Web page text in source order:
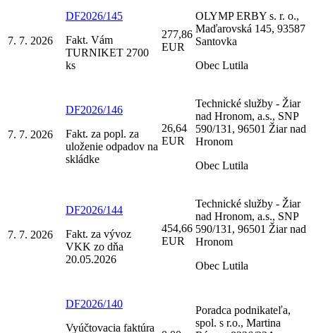
7. 7. 2026
DF2026/145
Fakt. Vám
TURNIKET 2700
ks
277,86
EUR
OLYMP ERBY s. r. o.,
Maďarovská 145, 93587
Santovka
Obec Lutila
7. 7. 2026
DF2026/146
Fakt. za popl. za
uloženie odpadov na
skládke
26,64
EUR
Technické služby - Žiar
nad Hronom, a.s., SNP
590/131, 96501 Žiar nad
Hronom
Obec Lutila
7. 7. 2026
DF2026/144
Fakt. za vývoz
VKK zo dňa
20.05.2026
454,66
EUR
Technické služby - Žiar
nad Hronom, a.s., SNP
590/131, 96501 Žiar nad
Hronom
Obec Lutila
DF2026/140
Vyúčtovacia faktúra
Poradca podnikateľa,
spol. s r.o., Martina